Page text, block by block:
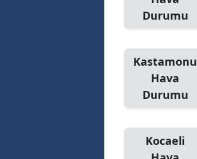
Durumu
Kastamonu
Hava
Durumu
Kocaeli